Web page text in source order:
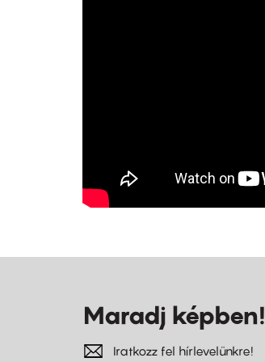
Maradj képben!
Iratkozz fel hírlevelünkre!